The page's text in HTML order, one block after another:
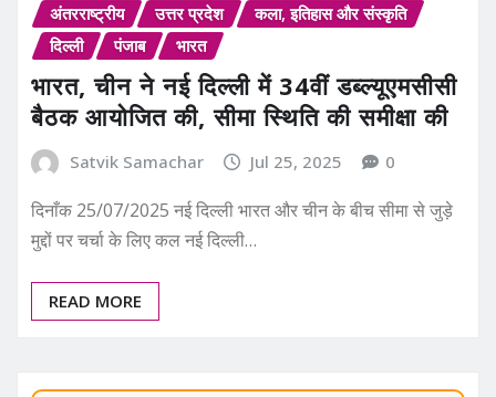
अंतरराष्ट्रीय उत्तर प्रदेश
कला, इतिहास और संस्कृति
दिल्ली
पंजाब भारत
भारत, चीन ने नई दिल्ली में 34वीं डब्ल्यूएमसीसी
बैठक आयोजित की, सीमा स्थिति की समीक्षा की
Satvik Samachar Jul 25, 2025 0
दिनाँक 25/07/2025 नई दिल्ली भारत और चीन के बीच सीमा से जुड़े
मुद्दों पर चर्चा के लिए कल नई दिल्ली…
READ MORE